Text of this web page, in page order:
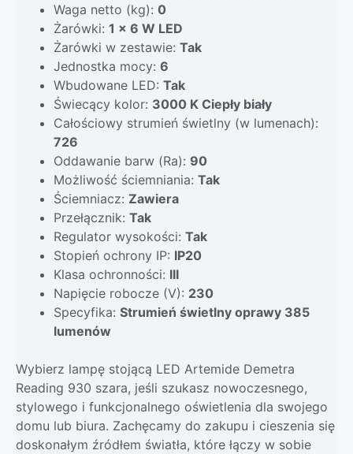
Waga netto (kg): 0
Żarówki: 1 x 6 W LED
Żarówki w zestawie: Tak
Jednostka mocy: 6
Wbudowane LED: Tak
Świecący kolor: 3000 K Ciepły biały
Całościowy strumień świetlny (w lumenach):
726
Oddawanie barw (Ra): 90
Możliwość ściemniania: Tak
Ściemniacz: Zawiera
Przełącznik: Tak
Regulator wysokości: Tak
Stopień ochrony IP: IP20
Klasa ochronności: III
Napięcie robocze (V): 230
Specyfika: Strumień świetlny oprawy 385
lumenów
Wybierz lampę stojącą LED Artemide Demetra
Reading 930 szara, jeśli szukasz nowoczesnego,
stylowego i funkcjonalnego oświetlenia dla swojego
domu lub biura. Zachęcamy do zakupu i cieszenia się
doskonałym źródłem światła, które łączy w sobie